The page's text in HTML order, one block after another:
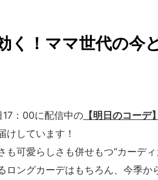
く！ママ世代の今
：00に配信中の 【明日のコーデ】
けしています！
も可愛らしさも併せもつ“カーデ
ロングカーデはもちろん、今季